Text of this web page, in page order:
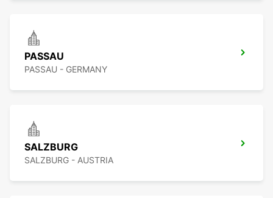
PASSAU
PASSAU - GERMANY
SALZBURG
SALZBURG - AUSTRIA